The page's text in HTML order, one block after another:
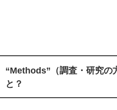
“Methods”（調査・研究の
と？